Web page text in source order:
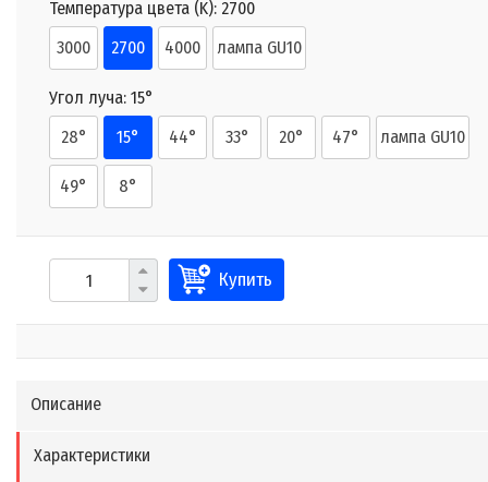
Температура цвета (K): 2700
3000
2700 4000 лампа GU10
Угол луча: 15°
28°
15° 44° 33° 20° 47° лампа GU10
49° 8°
Купить
Описание
Характеристики